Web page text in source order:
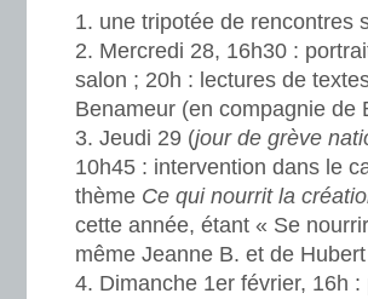
une tripotée de rencontres
Mercredi 28, 16h30 :
salon ; 20h : lectures de
Benameur (en compagnie de
Jeudi 29 (jour de grève
10h45 : intervention dans le
thème Ce qui nourrit la
cette année, étant « Se
même Jeanne B. et de
Dimanche 1er février, 16h